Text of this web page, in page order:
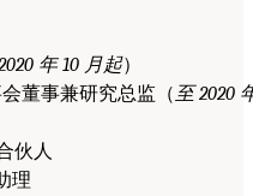
年 10 月起）
董事兼研究总监（ 至 2020
伙人
理